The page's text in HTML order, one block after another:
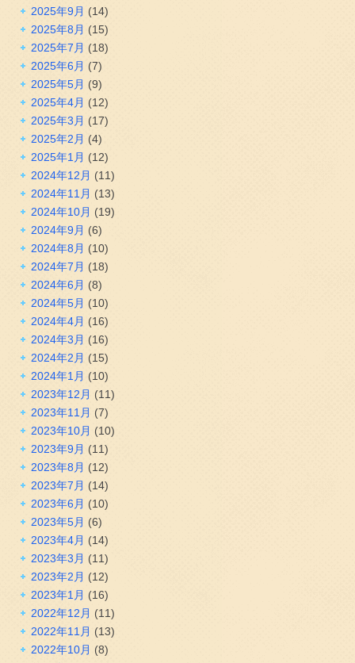
2025年9月 (14)
2025年8月 (15)
2025年7月 (18)
2025年6月 (7)
2025年5月 (9)
2025年4月 (12)
2025年3月 (17)
2025年2月 (4)
2025年1月 (12)
2024年12月 (11)
2024年11月 (13)
2024年10月 (19)
2024年9月 (6)
2024年8月 (10)
2024年7月 (18)
2024年6月 (8)
2024年5月 (10)
2024年4月 (16)
2024年3月 (16)
2024年2月 (15)
2024年1月 (10)
2023年12月 (11)
2023年11月 (7)
2023年10月 (10)
2023年9月 (11)
2023年8月 (12)
2023年7月 (14)
2023年6月 (10)
2023年5月 (6)
2023年4月 (14)
2023年3月 (11)
2023年2月 (12)
2023年1月 (16)
2022年12月 (11)
2022年11月 (13)
2022年10月 (8)